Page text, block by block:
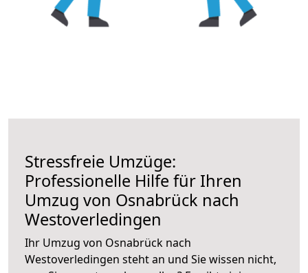
Stressfreie Umzüge:
Professionelle Hilfe für Ihren
Umzug von Osnabrück nach
Westoverledingen
Ihr Umzug von Osnabrück nach
Westoverledingen steht an und Sie wissen nicht,